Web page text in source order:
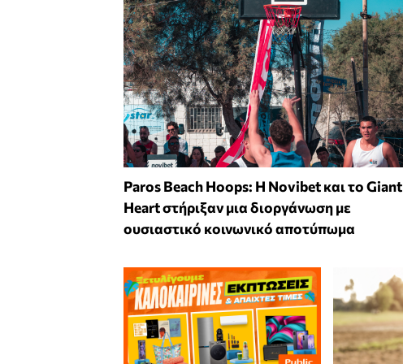
Paros Beach Hoops: Η Novibet και το Giant
Heart στήριξαν μια διοργάνωση με
ουσιαστικό κοινωνικό αποτύπωμα